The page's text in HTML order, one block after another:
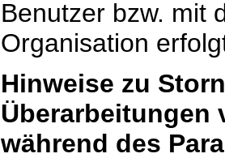
Benutzer bzw. mit
Organisation
Hinweise zu
Überarbeitungen
während des